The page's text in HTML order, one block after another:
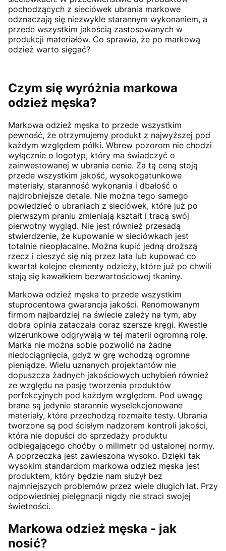
pochodzących z sieciówek ubrania markowe
odznaczają się niezwykle starannym wykonaniem, a
przede wszystkim jakością zastosowanych w
produkcji materiałów. Co sprawia, że po markową
odzież warto sięgać?
Czym się wyróżnia markowa
odzież męska?
Markowa odzież męska to przede wszystkim
pewność, że otrzymujemy produkt z najwyższej pod
każdym względem półki. Wbrew pozorom nie chodzi
wyłącznie o logotyp, który ma świadczyć o
zainwestowanej w ubrania cenie. Za tą ceną stoją
przede wszystkim jakość, wysokogatunkowe
materiały, staranność wykonania i dbałość o
najdrobniejsze detale. Nie można tego samego
powiedzieć o ubraniach z sieciówek, które już po
pierwszym praniu zmieniają kształt i tracą swój
pierwotny wygląd. Nie jest również przesadą
stwierdzenie, że kupowanie w sieciówkach jest
totalnie nieopłacalne. Można kupić jedną droższą
rzecz i cieszyć się nią przez lata lub kupować co
kwartał kolejne elementy odzieży, które już po chwili
stają się kawałkiem bezwartościowej tkaniny.
Markowa odzież męska to przede wszystkim
stuprocentowa gwarancja jakości. Renomowanym
firmom najbardziej na świecie zależy na tym, aby
dobra opinia zataczała coraz szersze kręgi. Kwestie
wizerunkowe odgrywają w tej materii ogromną rolę.
Marka nie można sobie pozwolić na żadne
niedociągnięcia, gdyż w grę wchodzą ogromne
pieniądze. Wielu uznanych projektantów nie
dopuszcza żadnych jakościowych uchybień również
ze względu na pasję tworzenia produktów
perfekcyjnych pod każdym względem. Pod uwagę
brane są jedynie starannie wyselekcjonowane
materiały, które przechodzą rozmaite testy. Ubrania
tworzone są pod ścisłym nadzorem kontroli jakości,
która nie dopuści do sprzedaży produktu
odbiegającego choćby o milimetr od ustalonej normy.
A poprzeczka jest zawieszona wysoko. Dzięki tak
wysokim standardom markowa odzież męska jest
produktem, który będzie nam służył bez
najmniejszych problemów przez wiele długich lat. Przy
odpowiedniej pielęgnacji nigdy nie straci swojej
świetności.
Markowa odzież męska - jak
nosić?